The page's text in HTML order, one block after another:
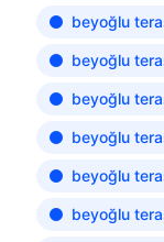
beyoğlu
beyoğlu
beyoğlu
beyoğlu
beyoğlu
beyoğlu